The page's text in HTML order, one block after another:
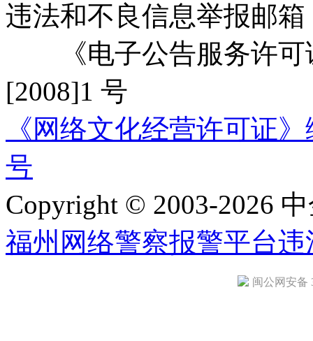
违法和不良信息举报邮箱
《电子公告服务许可
[2008]1 号
《网络文化经营许可证
号
Copyright © 2003-2026
福州网络警察报警平台违
闽公网安备